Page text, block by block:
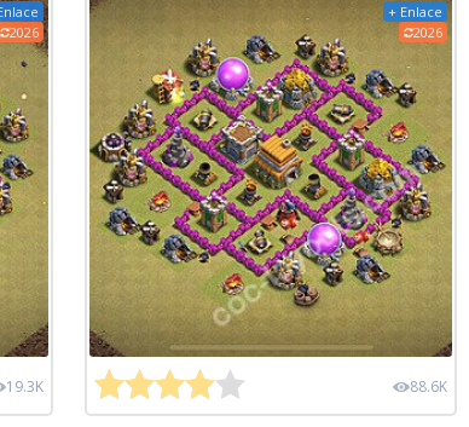
2026
19.3K
+ Enlace
2026
88.6K